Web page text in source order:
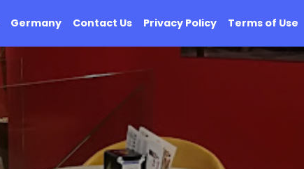
Germany Contact Us Privacy Policy Terms of Use